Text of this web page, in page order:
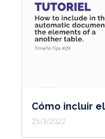
Cómo incluir
25/3/2022